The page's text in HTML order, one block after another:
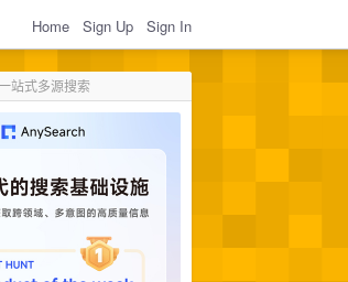
Home Sign Up Sign In
站式多源搜索